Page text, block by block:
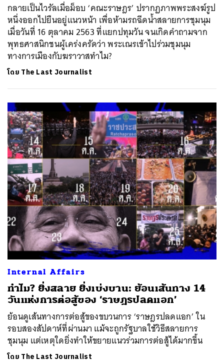
กลายเป็นไวรัลเมื่อม็อบ ‘คณะราษฎร’ ปรากฏภาพพระสงฆ์รูป
หนึ่งออกไปยืนอยู่แนวหน้า เพื่อห้ามรถฉีดน้ำสลายการชุมนุม
เมื่อวันที่ 16 ตุลาคม 2563 ที่แยกปทุมวัน จนเกิดคำถามจาก
พุทธศาสนิกชนผู้เคร่งครัดว่า พระเณรเข้าไปร่วมชุมนุม
ทางการเมืองกับฆราวาสทำไม?
โดย The Last Journalist
Internal Affairs
ทำไม? ยิ่งสลาย ยิ่งเบ่งบาน: ย้อนเส้นทาง 14
วันแห่งการต่อสู้ของ ‘ราษฎรปลดแอก’
ย้อนดูเส้นทางการต่อสู้ของขบวนการ ‘ราษฎรปลดแอก’ ใน
รอบสองสัปดาห์ที่ผ่านมา แม้จะถูกรัฐบาลใช้วิธีสลายการ
ชุมนุม แต่เหตุใดยิ่งทำให้ขยายแนวร่วมการต่อสู้ได้มากขึ้น
โดย The Last Journalist